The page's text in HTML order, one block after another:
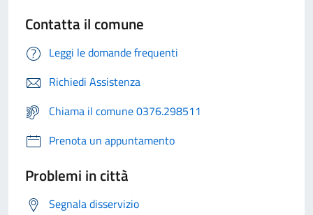
Contatta il comune
Leggi le domande frequenti
Richiedi Assistenza
Chiama il comune 0376.298511
Prenota un appuntamento
Problemi in città
Segnala disservizio